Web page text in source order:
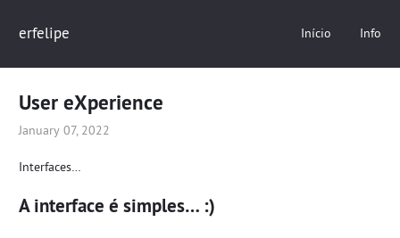
erfelipe Início Info
User eXperience
January 07, 2022
Interfaces…
A interface é simples… :)